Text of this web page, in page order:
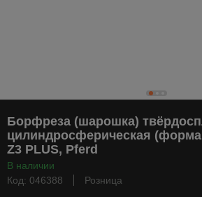
Борфреза (шарошка)
цилиндросферическая (форма
Z3 PLUS, Pferd
В наличии
Код: 046388
Розница